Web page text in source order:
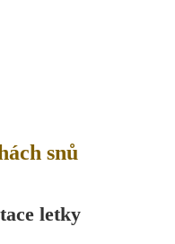
snů
letky